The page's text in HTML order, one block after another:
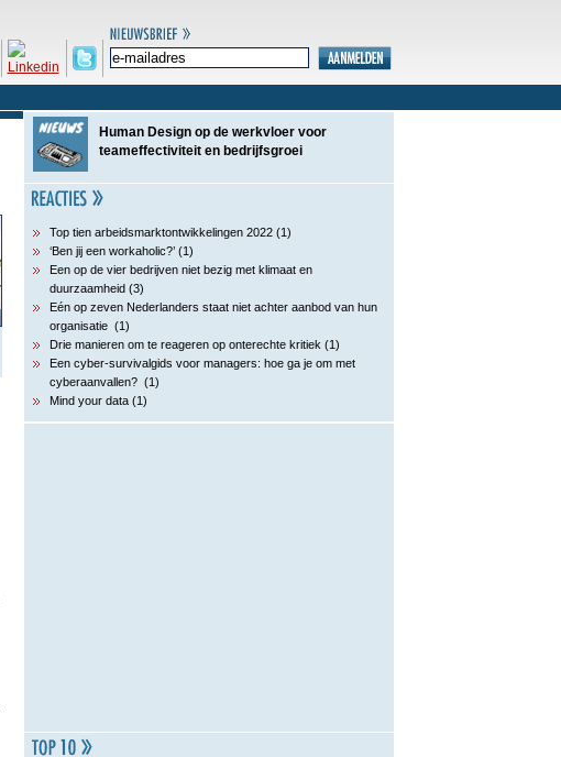
Human Design op de werkvloer voor
teameffectiviteit en bedrijfsgroei
Top tien arbeidsmarktontwikkelingen 2022 (1)
‘Ben jij een workaholic?’ (1)
Een op de vier bedrijven niet bezig met klimaat en
duurzaamheid (3)
Eén op zeven Nederlanders staat niet achter aanbod van hun
organisatie (1)
Drie manieren om te reageren op onterechte kritiek (1)
Een cyber-survivalgids voor managers: hoe ga je om met
cyberaanvallen? (1)
Mind your data (1)